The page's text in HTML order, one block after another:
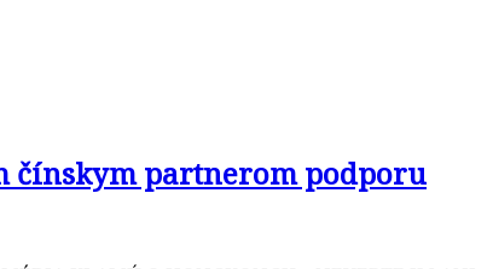
čínskym partnerom podporu